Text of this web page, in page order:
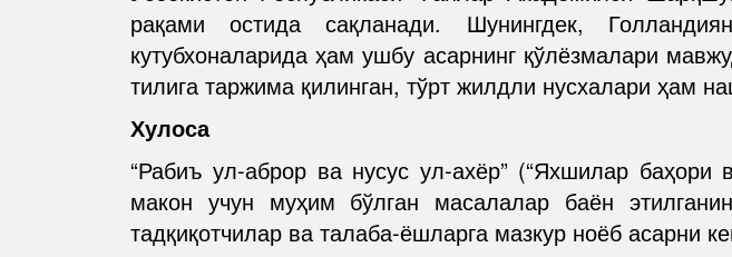
рақами остида сақланади. Шунингдек,
кутубхоналарида ҳам ушбу асарнинг қўлёзмалари
тилига таржима қилинган, тўрт жилдли нусхалари ҳам
Хулоса
“Рабиъ ул-аброр ва нусус ул-ахёр” (“Яхшилар
макон учун муҳим бўлган масалалар баён
тадқиқотчилар ва талаба-ёшларга мазкур ноёб асарни